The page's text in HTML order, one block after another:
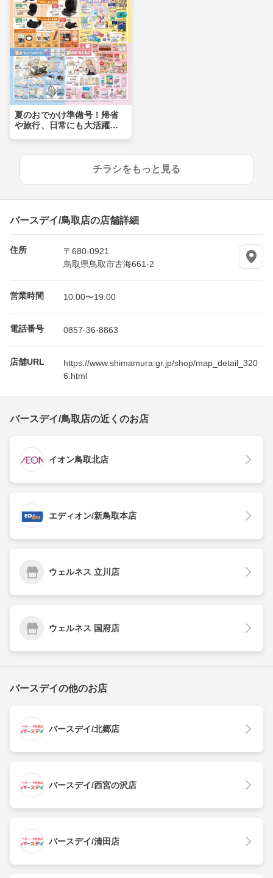
夏のおでかけ準備号！帰省
や旅行、日常にも大活躍ア
チラシをもっと見る
バースデイ/鳥取店の店舗詳細
住所
〒680-0921
鳥取県鳥取市古海661-2
営業時間 10:00〜19:00
電話番号 0857-36-8863
店舗URL
https://www.shimamura.gr.jp/shop/map_detail_320
6.html
バースデイ/鳥取店の近くのお店
イオン鳥取北店
エディオン/新鳥取本店
ウェルネス 立川店
ウェルネス 国府店
バースデイの他のお店
バースデイ/北郷店
バースデイ/西宮の沢店
バースデイ/清田店